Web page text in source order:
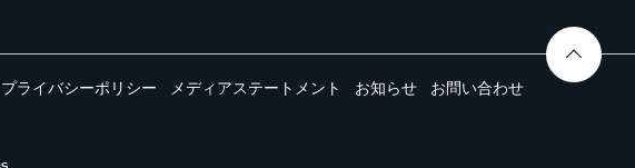
プライバシーポリシー メディアステートメント お知らせ お問い合わせ